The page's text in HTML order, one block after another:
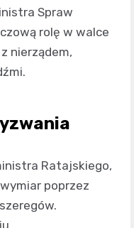
Spraw
rolę w walce
nierządem,
Ratajskiego,
poprzez